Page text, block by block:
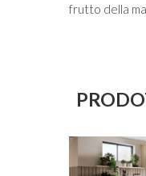
frutto della